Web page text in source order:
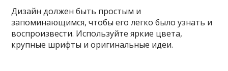
Дизайн должен быть простым и
запоминающимся, чтобы его легко было узнать и
воспроизвести. Используйте яркие цвета,
крупные шрифты и оригинальные идеи.